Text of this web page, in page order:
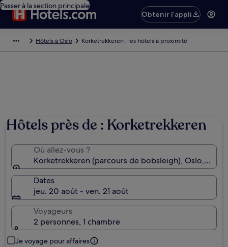
Passer à la section principale
Obtenir l’appli
Hôtels à Oslo Korketrekkeren : les hôtels à proximité
Hôtels près de : Korketrekkeren
Où allez-vous ?
Korketrekkeren (parcours de bobsleigh), Oslo,
Dates
jeu. 20 août - ven. 21 août
Voyageurs
2 personnes, 1 chambre
Je voyage pour affaires